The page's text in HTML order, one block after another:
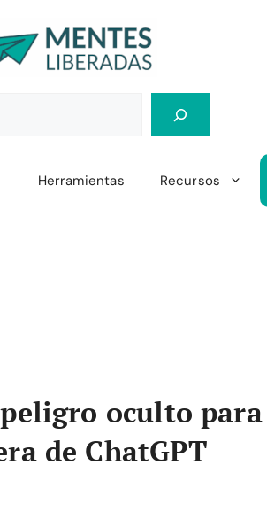
Herramientas Recursos
oculto
de ChatGPT